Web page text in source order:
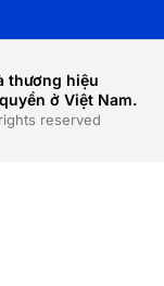
reserved
thương hiệu
ở Việt Nam.